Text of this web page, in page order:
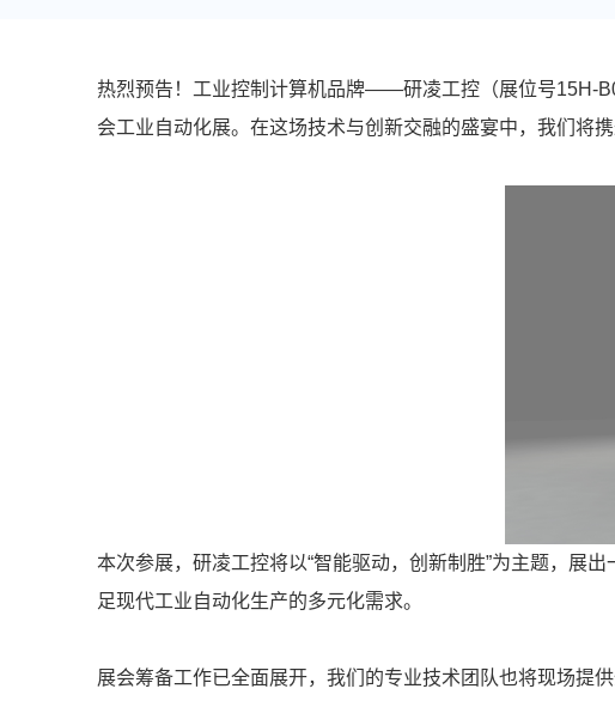
热烈预告！工业控制计算机品牌——研凌工控（展位号15H-
会工业自动化展。在这场技术与创新交融的盛宴中，我们将
本次参展，研凌工控将以“智能驱动，创新制胜”为主题，展
足现代工业自动化生产的多元化需求。
展会筹备工作已全面展开，我们的专业技术团队也将现场提